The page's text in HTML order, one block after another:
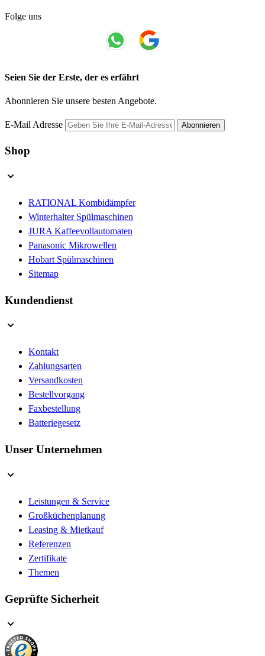
Folge uns
Seien Sie der Erste, der es erfährt
Abonnieren Sie unsere besten Angebote.
E-Mail Adresse Abonnieren
Shop
RATIONAL Kombidämpfer
Winterhalter Spülmaschinen
JURA Kaffeevollautomaten
Panasonic Mikrowellen
Hobart Spülmaschinen
Sitemap
Kundendienst
Kontakt
Zahlungsarten
Versandkosten
Bestellvorgang
Faxbestellung
Batteriegesetz
Unser Unternehmen
Leistungen & Service
Großküchenplanung
Leasing & Mietkauf
Referenzen
Zertifikate
Themen
Geprüfte Sicherheit